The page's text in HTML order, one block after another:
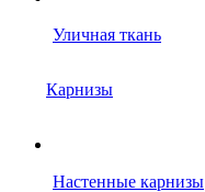
Уличная ткань
Карнизы
Настенные карнизы